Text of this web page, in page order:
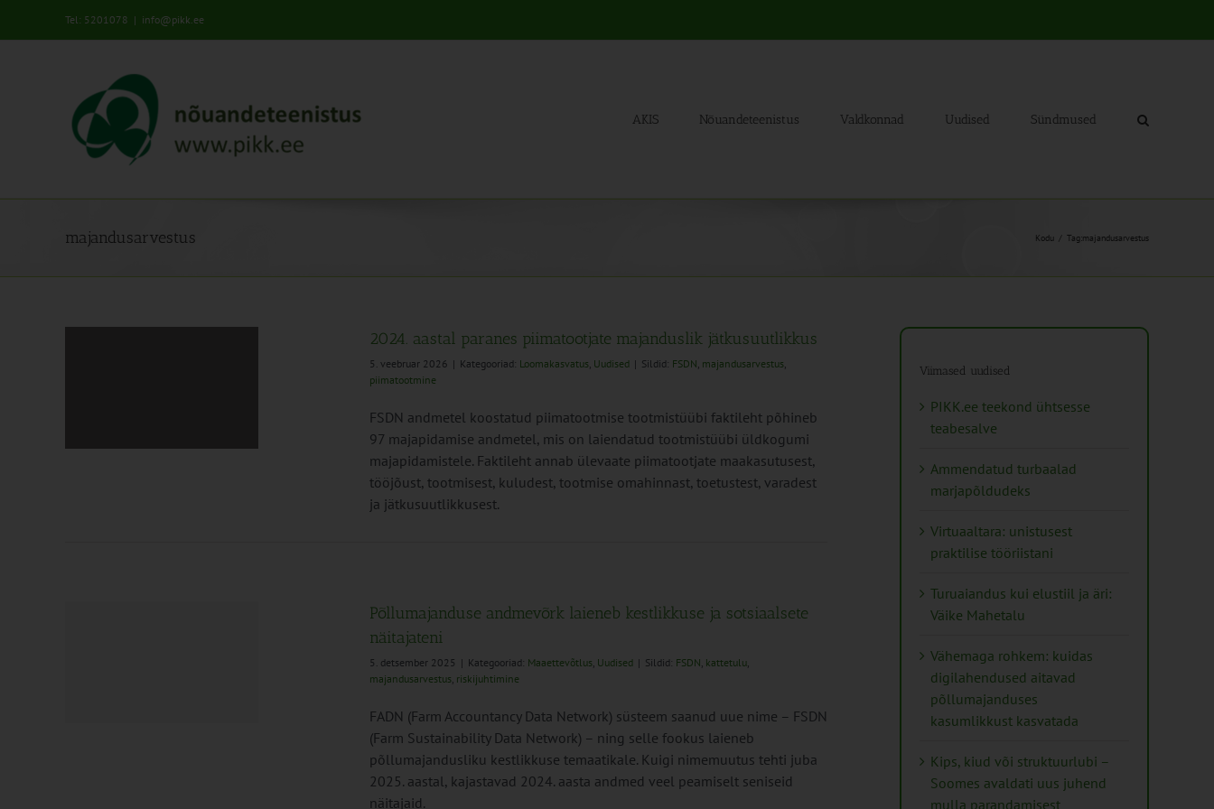
Tel: 5201078 | info@pikk.ee
AKIS Nõuandeteenistus Valdkonnad Uudised Sündmused
majandusarvestus Kodu Tag:majandusarvestus
2024. aastal paranes piimatootjate majanduslik jätkusuutlikkus
5. veebruar 2026 | Kategooriad: Loomakasvatus, Uudised | Sildid: FSDN, majandusarvestus,
piimatootmine
FSDN andmetel koostatud piimatootmise tootmistüübi faktileht põhineb
97 majapidamise andmetel, mis on laiendatud tootmistüübi üldkogumi
majapidamistele. Faktileht annab ülevaate piimatootjate maakasutusest,
tööjõust, tootmisest, kuludest, tootmise omahinnast, toetustest, varadest
ja jätkusuutlikkusest.
Põllumajanduse andmevõrk laieneb kestlikkuse ja sotsiaalsete
näitajateni
5. detsember 2025 | Kategooriad: Maaettevõtlus, Uudised | Sildid: FSDN, kattetulu,
majandusarvestus, riskijuhtimine
FADN (Farm Accountancy Data Network) süsteem saanud uue nime – FSDN
(Farm Sustainability Data Network) – ning selle fookus laieneb
põllumajandusliku kestlikkuse temaatikale. Kuigi nimemuutus tehti juba
2025. aastal, kajastavad 2024. aasta andmed veel peamiselt seniseid
näitajaid.
Viimased uudised
PIKK.ee teekond ühtsesse
teabesalve
Ammendatud turbaalad
marjapõldudeks
Virtuaaltara: unistusest
praktilise tööriistani
Turuaiandus kui elustiil ja äri:
Väike Mahetalu
Vähemaga rohkem: kuidas
digilahendused aitavad
põllumajanduses
kasumlikkust kasvatada
Kips, kiud või struktuurlubi –
Soomes avaldati uus juhend
mulla parandamisest